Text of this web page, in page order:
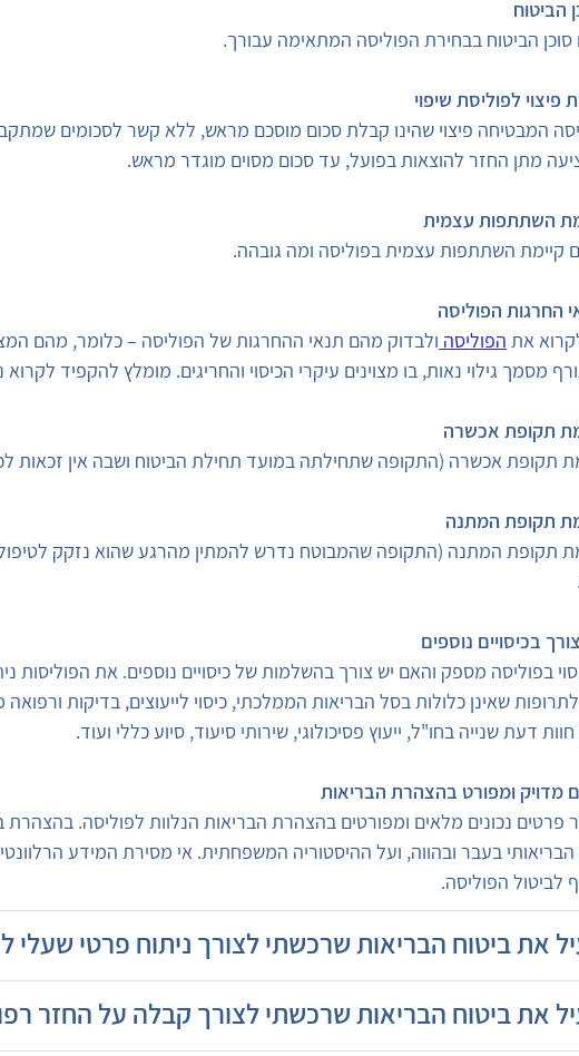
הביטוח
הביטוח בבחירת הפוליסה המתאימה עבורך.
פיצוי לפוליסת שיפוי
המבטיחה פיצוי שהינו קבלת סכום מוסכם מראש, ללא קשר לסכומים
מתן החזר להוצאות בפועל, עד סכום מסוים מוגדר מראש.
השתתפות עצמית
קיימת השתתפות עצמית בפוליסה ומה גובהה.
החרגות הפוליסה
את הפוליסה ולבדוק מהם תנאי ההחרגות של הפוליסה – כלומר, מהם
מסמך גילוי נאות, בו מצוינים עיקרי הכיסוי והחריגים. מומלץ להקפיד
תקופת אכשרה
תקופת אכשרה (התקופה שתחילתה במועד תחילת הביטוח ושבה אין זכאות
תקופת המתנה
תקופת המתנה (התקופה שהמבוטח נדרש להמתין מהרגע שהוא נזקק לטיפול
בכיסויים נוספים
בפוליסה מספק והאם יש צורך בהשלמות של כיסויים נוספים. את הפוליסות
לתרופות שאינן כלולות בסל הבריאות הממלכתי, כיסוי לייעוצים, בדיקות
חוות דעת שנייה בחו"ל, ייעוץ פסיכולוגי, שירותי סיעוד, סיוע כללי ועוד.
מדויק ומפורט בהצהרת הבריאות
פרטים נכונים מלאים ומפורטים בהצהרת הבריאות הנלוות לפוליסה. בהצהרת
בעבר ובהווה, ועל ההיסטוריה המשפחתית. אי מסירת המידע
לביטול הפוליסה.
את ביטוח הבריאות שרכשתי לצורך ניתוח פרטי שעלי
את ביטוח הבריאות שרכשתי לצורך קבלה על החזר